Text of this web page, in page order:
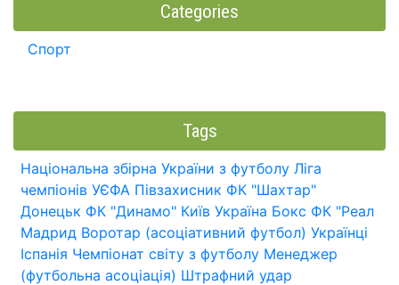
Categories
Спорт
Tags
Національна збірна України з футболу Ліга
чемпіонів УЄФА Півзахисник ФК "Шахтар"
Донецьк ФК "Динамо" Київ Україна Бокс ФК "Реал
Мадрид Воротар (асоціативний футбол) Українці
Іспанія Чемпіонат світу з футболу Менеджер
(футбольна асоціація) Штрафний удар